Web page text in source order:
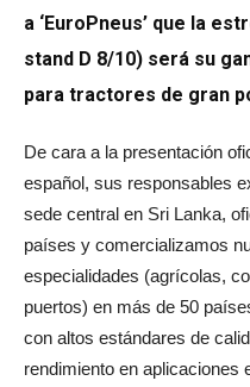
a ‘EuroPneus’ que la
stand D 8/10) será su
para tractores de gran
De cara a la presentación
español, sus responsables
sede central en Sri Lanka,
países y comercializamos
especialidades (agrícolas,
puertos) en más de 50
con altos estándares de
rendimiento en aplicaciones